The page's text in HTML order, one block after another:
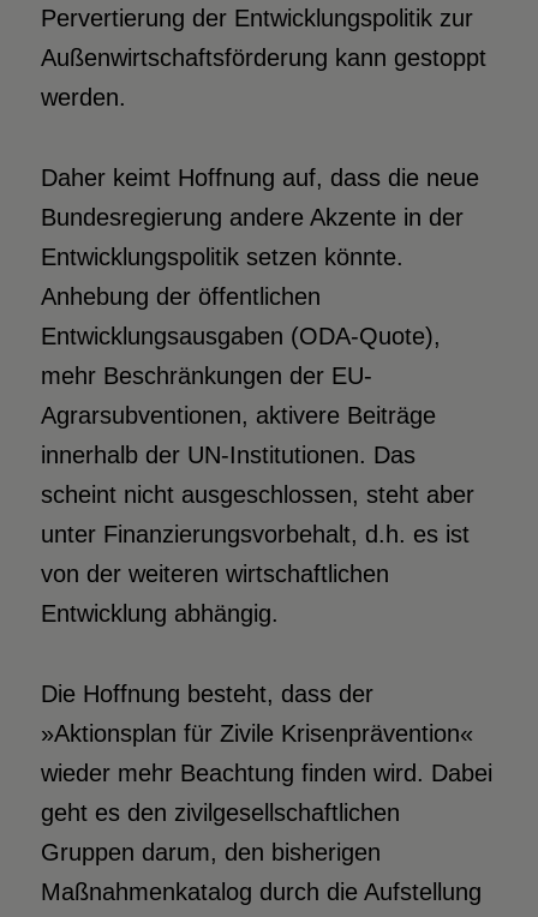
Pervertierung der Entwicklungspolitik zur
Außenwirtschaftsförderung kann gestoppt
werden.
Daher keimt Hoffnung auf, dass die neue
Bundesregierung andere Akzente in der
Entwicklungspolitik setzen könnte.
Anhebung der öffentlichen
Entwicklungsausgaben (ODA-Quote),
mehr Beschränkungen der EU-
Agrarsubventionen, aktivere Beiträge
innerhalb der UN-Institutionen. Das
scheint nicht ausgeschlossen, steht aber
unter Finanzierungsvorbehalt, d.h. es ist
von der weiteren wirtschaftlichen
Entwicklung abhängig.
Die Hoffnung besteht, dass der
»Aktionsplan für Zivile Krisenprävention«
wieder mehr Beachtung finden wird. Dabei
geht es den zivilgesellschaftlichen
Gruppen darum, den bisherigen
Maßnahmenkatalog durch die Aufstellung